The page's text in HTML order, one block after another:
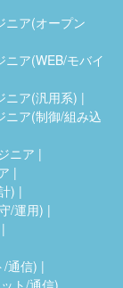
ニア(オープン
ニア(WEB/モバイ
ニア(汎用系)
ニア(制御/組み込
ニア
)
/運用)
/通信)
ト/通信)